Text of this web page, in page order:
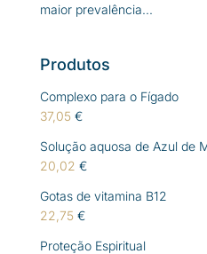
maior prevalência...
Produtos
Complexo para o Fígado
37,05 €
Solução aquosa de Azul de
20,02 €
Gotas de vitamina B12
22,75 €
Proteção Espiritual